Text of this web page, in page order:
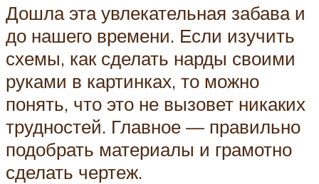
Дошла эта увлекательная забава и
до нашего времени. Если изучить
схемы, как сделать нарды своими
руками в картинках, то можно
понять, что это не вызовет никаких
трудностей. Главное — правильно
подобрать материалы и грамотно
сделать чертеж.